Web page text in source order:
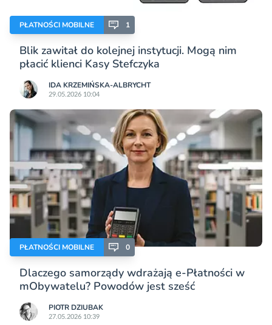
PŁATNOŚCI MOBILNE 1
Blik zawitał do kolejnej instytucji. Mogą nim
płacić klienci Kasy Stefczyka
IDA KRZEMIŃSKA-ALBRYCHT
29.05.2026 10:04
PŁATNOŚCI MOBILNE 0
Dlaczego samorządy wdrażają e-Płatności w
mObywatelu? Powodów jest sześć
PIOTR DZIUBAK
27.05.2026 10:39